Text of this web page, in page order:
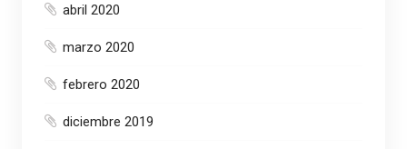
abril 2020
marzo 2020
febrero 2020
diciembre 2019